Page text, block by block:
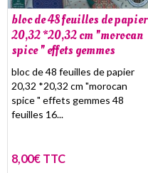
bloc de 48 feuilles de papier
20,32 *20,32 cm "morocan
spice " effets gemmes
bloc de 48 feuilles de papier
20,32 *20,32 cm "morocan
spice " effets gemmes 48
feuilles 16...
8,00€ TTC